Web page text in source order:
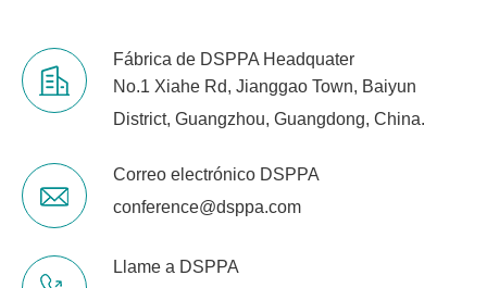
Fábrica de DSPPA Headquater
No.1 Xiahe Rd, Jianggao Town, Baiyun
District, Guangzhou, Guangdong, China.
Correo electrónico DSPPA
conference@dsppa.com
Llame a DSPPA